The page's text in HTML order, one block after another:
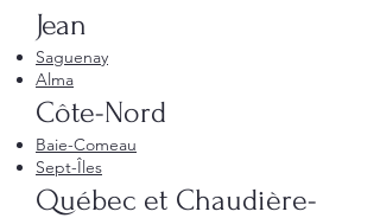
Jean
Saguenay
Alma
Côte-Nord
Baie-Comeau
Sept-Îles
Québec et Chaudière-